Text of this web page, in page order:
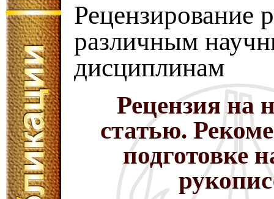
Рецензирование
различным
дисциплинам
Рецензия на
статью.
подготовке